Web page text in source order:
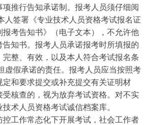
推行告知承诺制。报考人员须仔细阅
人签署《专业技术人员资格考试报名证
报考告知书》（电子文本），不允许他
告知书。报考人员承诺报考时所填报的
整、有效，以及本人符合考试报名条
虚假承诺的责任。报考人员应当按照考
和要求提交或补充提交有关证明材
核查的，视为放弃考试资格。对不实
术人员资格考试诚信档案库。
控工作常态化下开展考试，社会工作者